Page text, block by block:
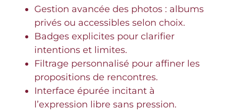
Gestion avancée des photos : albums
privés ou accessibles selon choix.
Badges explicites pour clarifier
intentions et limites.
Filtrage personnalisé pour affiner les
propositions de rencontres.
Interface épurée incitant à
l’expression libre sans pression.